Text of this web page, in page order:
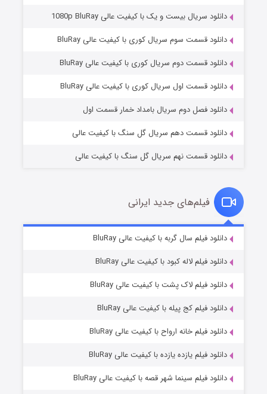
وستی ها
قسمت۱ (زیرنویس) منتشر شد
قسمت۶ (زیرنویس) منتشر شد
دانلود سریال بیست و یک با کیفیت عالی 1080p BluRay
دانلود قسمت سوم سریال کوری با کیفیت عالی BluRay
دانلود قسمت دوم سریال کوری با کیفیت عالی BluRay
دانلود قسمت اول سریال کوری با کیفیت عالی BluRay
دانلود فصل دوم سریال بامداد خمار قسمت اول
دانلود قسمت دهم سریال گل سنگ با کیفیت عالی
دانلود قسمت نهم سریال گل سنگ با کیفیت عالی
فیلم‌های جدید ایرانی
دانلود فیلم سال گربه با کیفیت عالی BluRay
دانلود فیلم لاله کبود با کیفیت عالی BluRay
دانلود فیلم لاک پشت با کیفیت عالی BluRay
دانلود فیلم کج‌ پیله با کیفیت عالی BluRay
دانلود فیلم خانه ارواح با کیفیت عالی BluRay
دانلود فیلم یازده یازده با کیفیت عالی BluRay
دانلود فیلم سینما شهر قصه با کیفیت عالی BluRay